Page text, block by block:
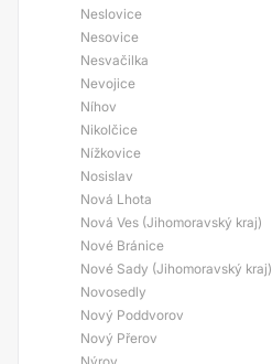
Neslovice
Nesovice
Nesvačilka
Nevojice
Níhov
Nikolčice
Nížkovice
Nosislav
Nová Lhota
Nová Ves (Jihomoravský kraj)
Nové Bránice
Nové Sady (Jihomoravský kraj)
Novosedly
Nový Poddvorov
Nový Přerov